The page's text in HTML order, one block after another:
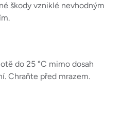
škody vzniklé nevhodným
do 25 °C mimo dosah
Chraňte před mrazem.